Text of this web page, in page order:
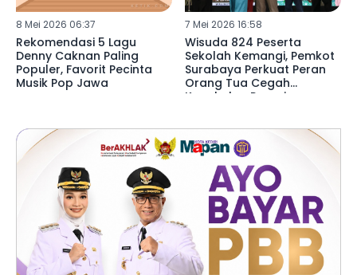
8 Mei 2026 06:37
Rekomendasi 5 Lagu
Denny Caknan Paling
Populer, Favorit Pecinta
Musik Pop Jawa
7 Mei 2026 16:58
Wisuda 824 Peserta
Sekolah Kemangi, Pemkot
Surabaya Perkuat Peran
Orang Tua Cegah
Kenakalan Remaja